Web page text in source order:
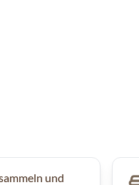
und